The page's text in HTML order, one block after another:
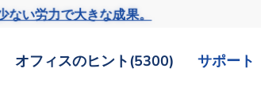
ない労力で大きな成果。
オフィスのヒント(5300) サポート